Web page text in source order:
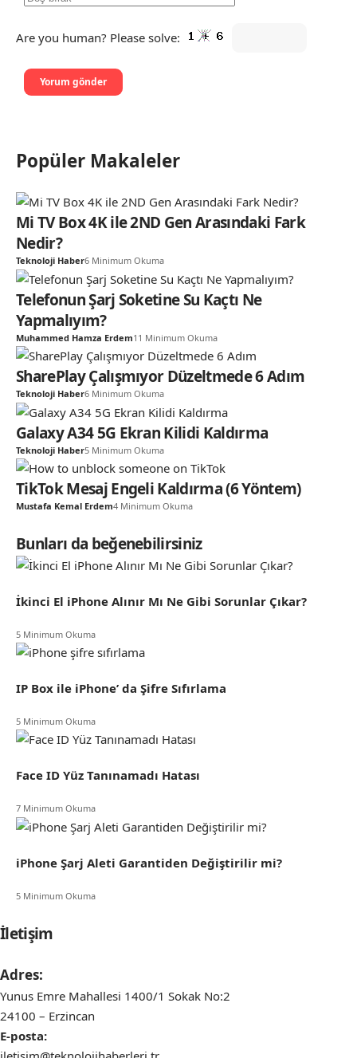
Are you human? Please solve:
Popüler Makaleler
Mi TV Box 4K ile 2ND Gen Arasındaki Fark
Nedir?
Teknoloji Haber6 Minimum Okuma
Telefonun Şarj Soketine Su Kaçtı Ne
Yapmalıyım?
Muhammed Hamza Erdem11 Minimum Okuma
SharePlay Çalışmıyor Düzeltmede 6 Adım
Teknoloji Haber6 Minimum Okuma
Galaxy A34 5G Ekran Kilidi Kaldırma
Teknoloji Haber5 Minimum Okuma
TikTok Mesaj Engeli Kaldırma (6 Yöntem)
Mustafa Kemal Erdem4 Minimum Okuma
Bunları da beğenebilirsiniz
İkinci El iPhone Alınır Mı Ne Gibi Sorunlar Çıkar?
5 Minimum Okuma
IP Box ile iPhone’ da Şifre Sıfırlama
5 Minimum Okuma
Face ID Yüz Tanınamadı Hatası
7 Minimum Okuma
iPhone Şarj Aleti Garantiden Değiştirilir mi?
5 Minimum Okuma
İletişim
Adres:
Yunus Emre Mahallesi 1400/1 Sokak No:2
24100 – Erzincan
E-posta: